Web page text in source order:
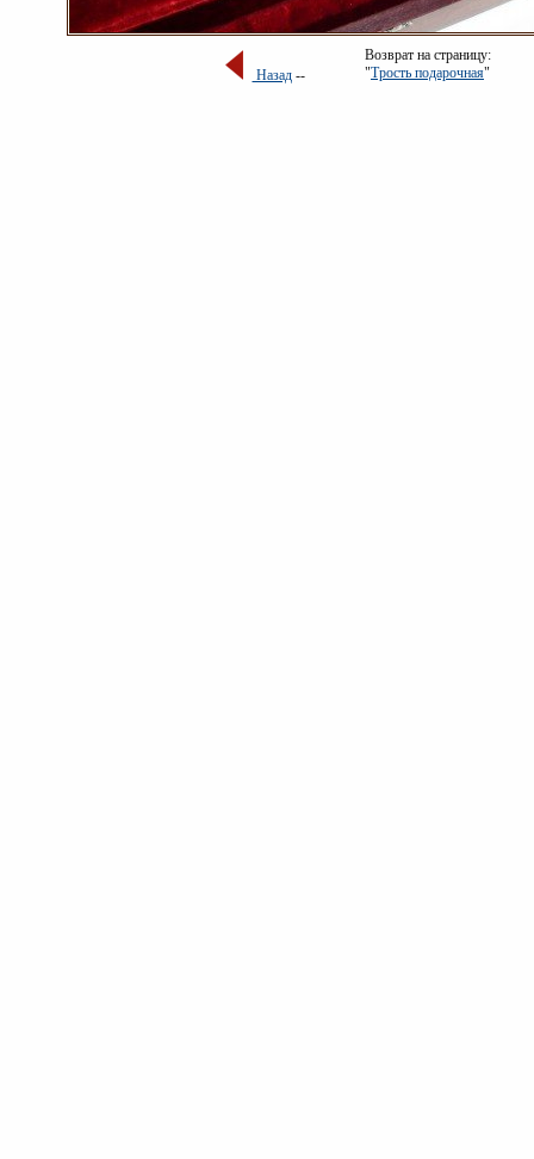
Назад--
Возврат на страницу:
"Трость подарочная"